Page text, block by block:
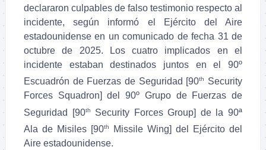
declararon culpables de falso testimonio respecto al
incidente, según informó el Ejército del Aire
estadounidense en un comunicado de fecha 31 de
octubre de 2025. Los cuatro implicados en el
incidente estaban destinados juntos en el 90º
Escuadrón de Fuerzas de Seguridad [90th
Security
Forces Squadron] del 90º Grupo de Fuerzas de
Seguridad [90th
Security Forces Group] de la 90ª
Ala de Misiles [90th
Missile Wing] del Ejército del
Aire estadounidense.